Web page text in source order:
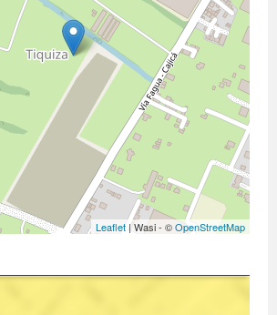
Leaflet | Wasi - ©OpenStreetMap